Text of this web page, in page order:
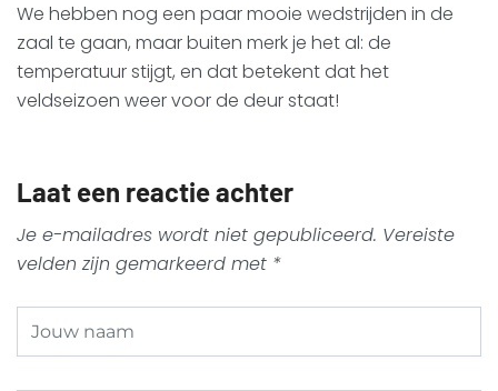
We hebben nog een paar mooie wedstrijden in de
zaal te gaan, maar buiten merk je het al: de
temperatuur stijgt, en dat betekent dat het
veldseizoen weer voor de deur staat!
Laat een reactie achter
Je e-mailadres wordt niet gepubliceerd. Vereiste
velden zijn gemarkeerd met *